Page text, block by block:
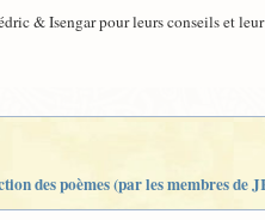
& Isengar pour leurs conseils et
des poèmes (par les membres de